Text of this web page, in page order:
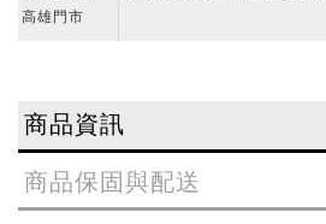
高雄門市
商品資訊
商品保固與配送